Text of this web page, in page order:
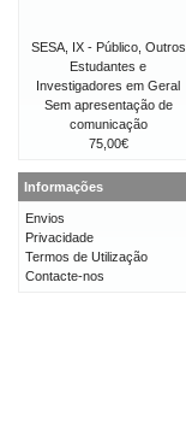
SESA, IX - Público, Outros
Estudantes e
Investigadores em Geral
Sem apresentação de
comunicação
75,00€
Informações
Envios
Privacidade
Termos de Utilização
Contacte-nos